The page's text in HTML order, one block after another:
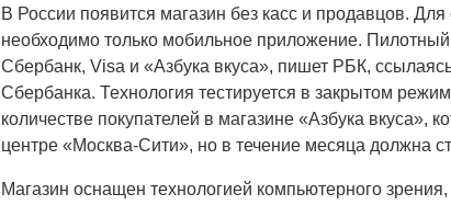
В России появится магазин без касс и продавцов.
необходимо только мобильное приложение. Пилотный
Сбербанк, Visa и «Азбука вкуса», пишет РБК,
Сбербанка. Технология тестируется в закрытом
количестве покупателей в магазине «Азбука вкуса»,
центре «Москва-Сити», но в течение месяца должна
Магазин оснащен технологией компьютерного зрения,